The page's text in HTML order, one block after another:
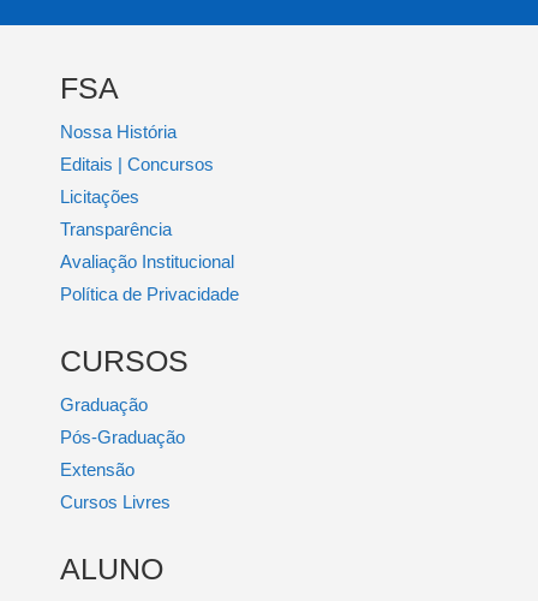
FSA
Nossa História
Editais | Concursos
Licitações
Transparência
Avaliação Institucional
Política de Privacidade
CURSOS
Graduação
Pós-Graduação
Extensão
Cursos Livres
ALUNO